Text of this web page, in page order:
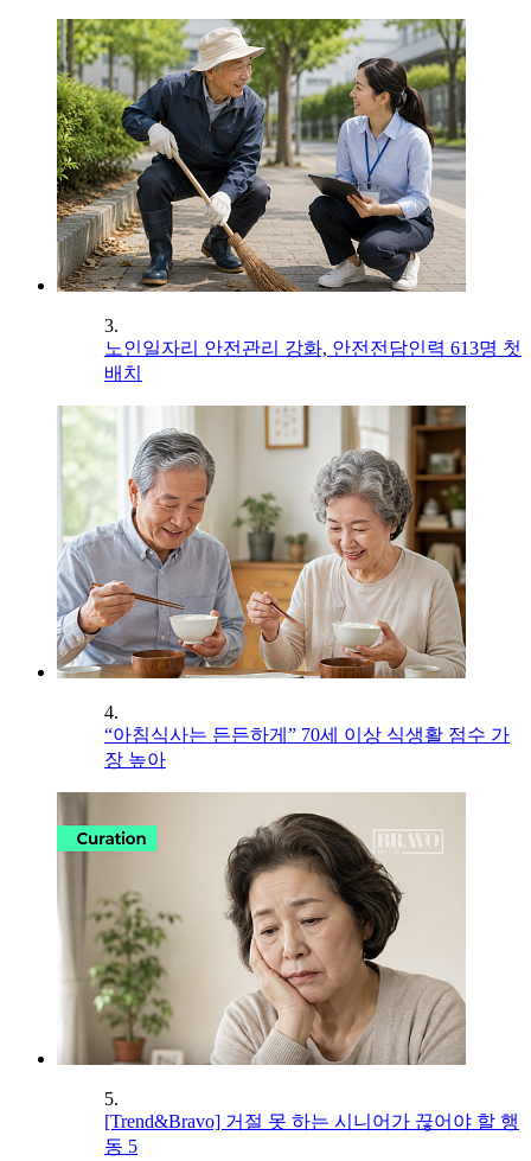
3.
노인일자리 안전관리 강화, 안전전담인력 613명 첫
배치
4.
“아침식사는 든든하게” 70세 이상 식생활 점수 가
장 높아
5.
[Trend&Bravo] 거절 못 하는 시니어가 끊어야 할 행
동 5